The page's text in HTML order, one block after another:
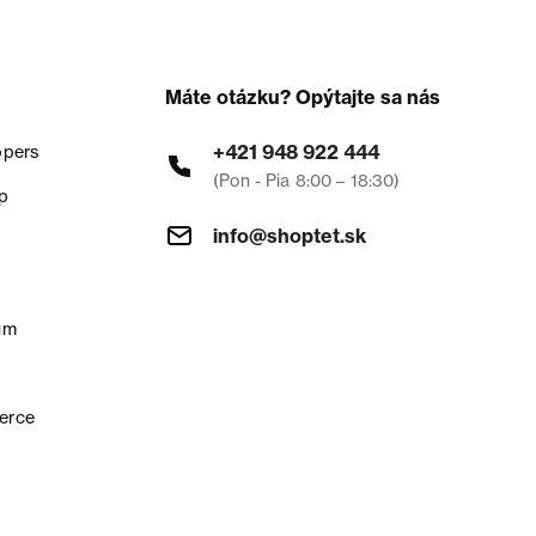
Máte otázku? Opýtajte sa nás
+421 948 922 444
(Pon - Pia 8:00 – 18:30)
info@shoptet.sk